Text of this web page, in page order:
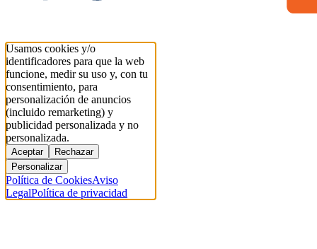
Usamos cookies y/o
identificadores para que la web
funcione, medir su uso y, con tu
consentimiento, para
personalización de anuncios
(incluido remarketing) y
publicidad personalizada y no
personalizada.
Aceptar
Rechazar
Personalizar
Política de CookiesAviso
LegalPolítica de privacidad